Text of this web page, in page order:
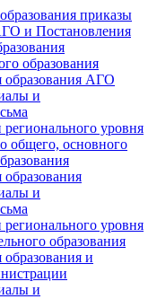
приказы
и Постановления
образования
образования АГО
и
уровня
общего, основного
и
уровня
образования
и
и